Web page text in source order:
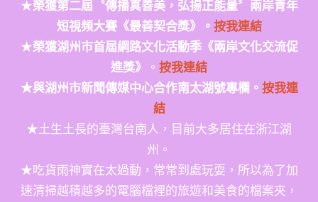
★榮獲第二屆〝傳播真善美，弘揚正能量〞兩岸青年
短視頻大賽《最善契合獎》。 按我連結
★榮獲湖州市首屆網路文化活動季《兩岸文化交流促
進獎》
。 按我連結
★與湖州市新聞傳媒中心合作南太湖號專欄。 按我連
結
★土生土長的臺灣台南人，目前大多居住在浙江湖
州。
★吃貨雨神實在太過動，常常到處玩耍，所以為了加
速清掃越積越多的電腦檔裡的旅遊和美食的檔案夾，